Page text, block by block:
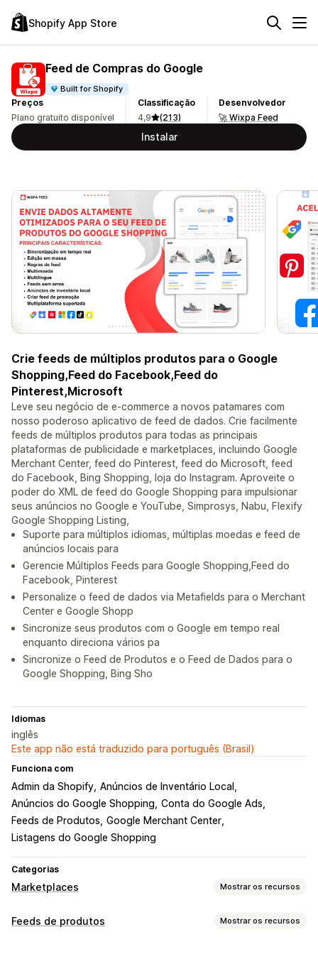
Shopify App Store
Feed de Compras do Google
Built for Shopify
Preços
Plano gratuito disponível
Classificação
4,9
(213)
Desenvolvedor
🚀 Wixpa Feed
Instalar
Crie feeds de múltiplos produtos para o Google
Shopping,Feed do Facebook,Feed do
Pinterest,Microsoft
Leve seu negócio de e-commerce a novos patamares com
nosso poderoso aplicativo de feed de dados. Crie facilmente
feeds de múltiplos produtos para todas as principais
plataformas de publicidade e marketplaces, incluindo Google
Merchant Center, feed do Pinterest, feed do Microsoft, feed
do Facebook, Bing Shopping, loja do Instagram. Aproveite o
poder do XML de feed do Google Shopping para impulsionar
seus anúncios no Google e YouTube, Simprosys, Nabu, Flexify
Google Shopping Listing,
Suporte para múltiplos idiomas, múltiplas moedas e feed de
anúncios locais para
Gerencie Múltiplos Feeds para Google Shopping,Feed do
Facebook, Pinterest
Personalize o feed de dados via Metafields para o Merchant
Center e Google Shopp
Sincronize seus produtos com o Google em tempo real
enquanto direciona vários pa
Sincronize o Feed de Produtos e o Feed de Dados para o
Google Shopping, Bing Sho
Idiomas
inglês
Este app não está traduzido para português (Brasil)
Funciona com
Admin da Shopify Anúncios de Inventário Local
Anúncios do Google Shopping Conta do Google Ads
Feeds de Produtos Google Merchant Center
Listagens do Google Shopping
Categorias
Marketplaces Mostrar os recursos
Gerenciamento de listagem
Feeds de produtos Mostrar os recursos